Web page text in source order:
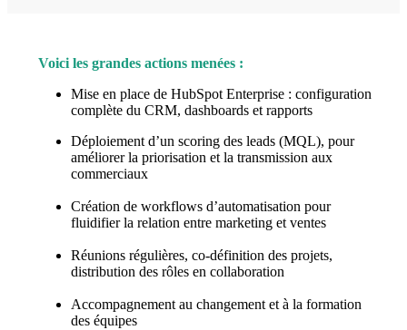
Voici les grandes actions menées :
Mise en place de HubSpot Enterprise : configuration
complète du CRM, dashboards et rapports
Déploiement d’un scoring des leads (MQL), pour
améliorer la priorisation et la transmission aux
commerciaux
Création de workflows d’automatisation pour
fluidifier la relation entre marketing et ventes
Réunions régulières, co-définition des projets,
distribution des rôles en collaboration
Accompagnement au changement et à la formation
des équipes